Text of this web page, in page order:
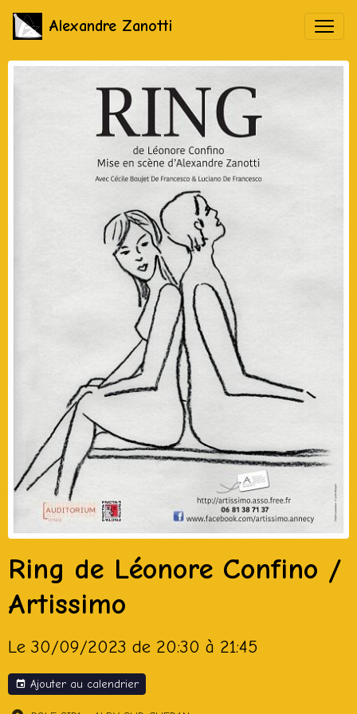
Alexandre Zanotti
Ring de Léonore Confino /
Artissimo
Le 30/09/2023 de 20:30 à 21:45
Ajouter au calendrier